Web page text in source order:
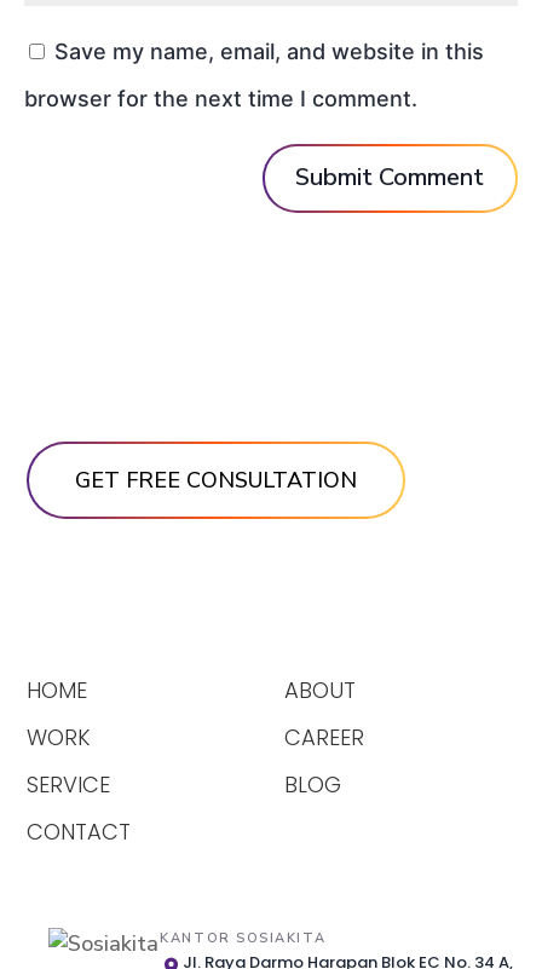
Save my name, email, and website in this
browser for the next time I comment.
HOME
WORK
SERVICE
CONTACT
ABOUT
CAREER
BLOG
KANTOR SOSIAKITA
Jl. Raya Darmo Harapan Blok EC No. 34 A,